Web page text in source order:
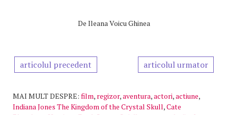
De Ileana Voicu Ghinea
articolul precedent articolul urmator
MAI MULT DESPRE: film, regizor,aventura,actori,actiune,
Indiana Jones The Kingdom of the Crystal Skull,Cate